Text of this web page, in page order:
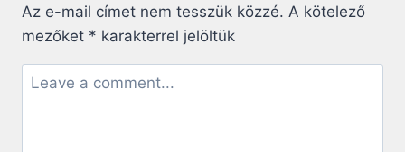
VALLOMÁSA
A
KUDARCOKRÓL
ÉS
A
Az e-mail címet nem tesszük közzé. A kötelező
mezőket * karakterrel jelöltük